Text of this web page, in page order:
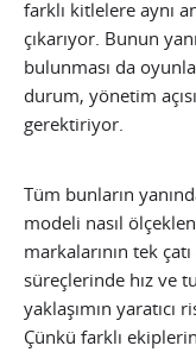
farklı kitlelere aynı
çıkarıyor. Bunun
bulunması da
durum, yönetim
gerektiriyor.
Tüm bunların
modeli nasıl
markalarının tek
süreçlerinde hız ve
yaklaşımın yaratıcı
Çünkü farklı